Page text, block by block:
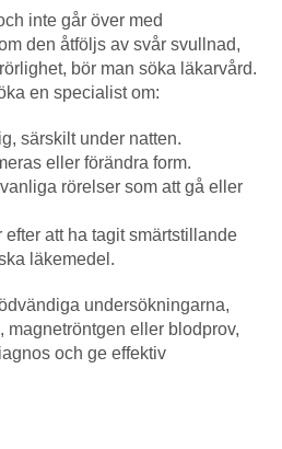
inte går över med
den åtföljs av svår svullnad,
bör man söka läkarvård.
en specialist om:
särskilt under natten.
eller förändra form.
rörelser som att gå eller
efter att ha tagit smärtstillande
läkemedel.
undersökningarna,
magnetröntgen eller blodprov,
och ge effektiv